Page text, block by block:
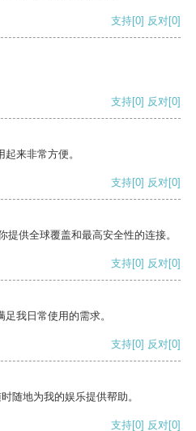
支持[0] 反对[0]
支持[0] 反对[0]
来非常方便。
支持[0] 反对[0]
供全球覆盖和最高安全性的连接。
支持[0] 反对[0]
我日常使用的需求。
支持[0] 反对[0]
随地为我的娱乐提供帮助。
支持[0] 反对[0]